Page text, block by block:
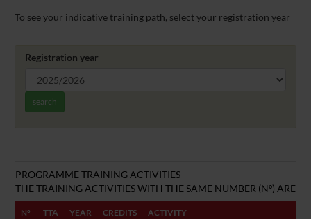
To see your indicative training path, select your registration year
Registration year
search
PROGRAMME TRAINING ACTIVITIES
THE TRAINING ACTIVITIES WITH THE SAME NUMBER (Nº) ARE
Nº TTA YEAR CREDITS ACTIVITY